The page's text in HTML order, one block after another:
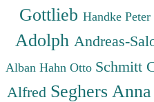
Gottlieb Handke Peter
Adolph Andreas-
Alban Hahn Otto Schmitt
Alfred Seghers Anna